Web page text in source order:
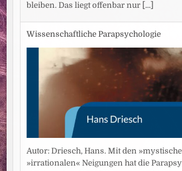
bleiben. Das liegt offenbar nur [...]
Wissenschaftliche Parapsychologie
Autor: Driesch, Hans. Mit den
»irrationalen« Neigungen hat die